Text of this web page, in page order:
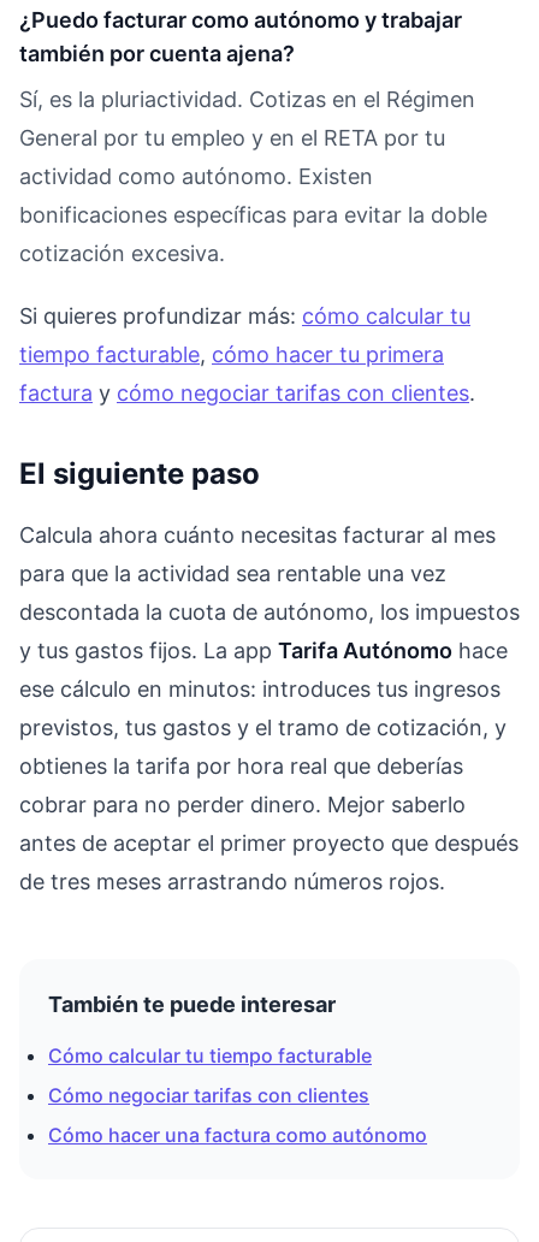
¿Puedo facturar como autónomo y trabajar
también por cuenta ajena?
Sí, es la pluriactividad. Cotizas en el Régimen
General por tu empleo y en el RETA por tu
actividad como autónomo. Existen
bonificaciones específicas para evitar la doble
cotización excesiva.
Si quieres profundizar más: cómo calcular tu
tiempo facturable, cómo hacer tu primera
factura y cómo negociar tarifas con clientes.
El siguiente paso
Calcula ahora cuánto necesitas facturar al mes
para que la actividad sea rentable una vez
descontada la cuota de autónomo, los impuestos
y tus gastos fijos. La app Tarifa Autónomo hace
ese cálculo en minutos: introduces tus ingresos
previstos, tus gastos y el tramo de cotización, y
obtienes la tarifa por hora real que deberías
cobrar para no perder dinero. Mejor saberlo
antes de aceptar el primer proyecto que después
de tres meses arrastrando números rojos.
También te puede interesar
Cómo calcular tu tiempo facturable
Cómo negociar tarifas con clientes
Cómo hacer una factura como autónomo